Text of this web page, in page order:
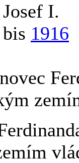
I.
bis 1916